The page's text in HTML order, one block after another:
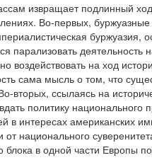
извращает подлинный
Во-первых, буржуазные
буржуазия,
парализовать деятельность
воздействовать на ход
сама мысль о том, что
вторых, ссылаясь на
политику национального
в интересах американских
национального
блока в одной части Европы